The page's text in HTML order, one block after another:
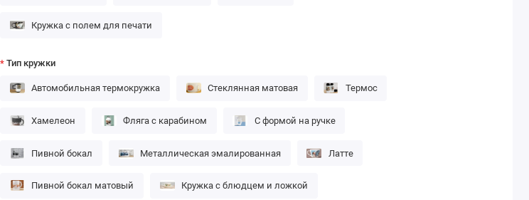
Кружка с полем для печати
Тип кружки
Автомобильная термокружка Стеклянная матовая Термос
Хамелеон Фляга с карабином С формой на ручке
Пивной бокал Металлическая эмалированная Латте
Пивной бокал матовый Кружка с блюдцем и ложкой